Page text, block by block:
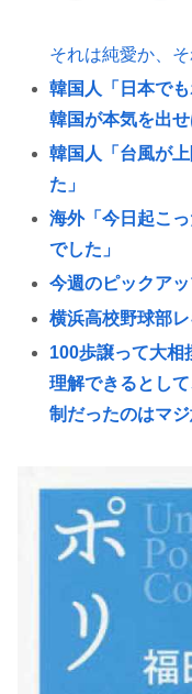
それは純愛か、
韓国人「日本で
韓国が本気を出
韓国人「台風が
た」
海外「今日起こ
でした」
今週のピックア
横浜高校野球部
100歩譲って大相
理解できるとし
制だったのはマ
中国製の動画生
音楽の参照機能
に。終わりの始ま
ペルソナ、お尻
ツを揺らさないた
韓国人「日本に